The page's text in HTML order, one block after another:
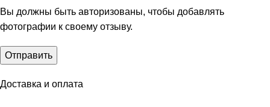
Вы должны быть авторизованы, чтобы добавлять
фотографии к своему отзыву.
Доставка и оплата